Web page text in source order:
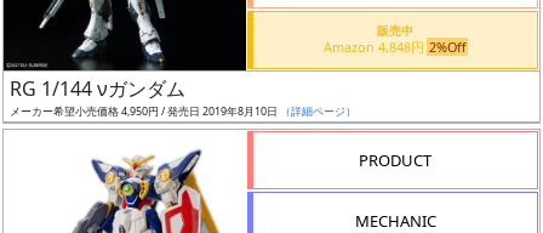
ル
販売中
Amazon 4,848円 2%Off
RG 1/144 νガンダム
メーカー希望小売価格 4,950円 / 発売日 2019年8月10日 （詳細ページ）
PRODUCT
MECHANIC